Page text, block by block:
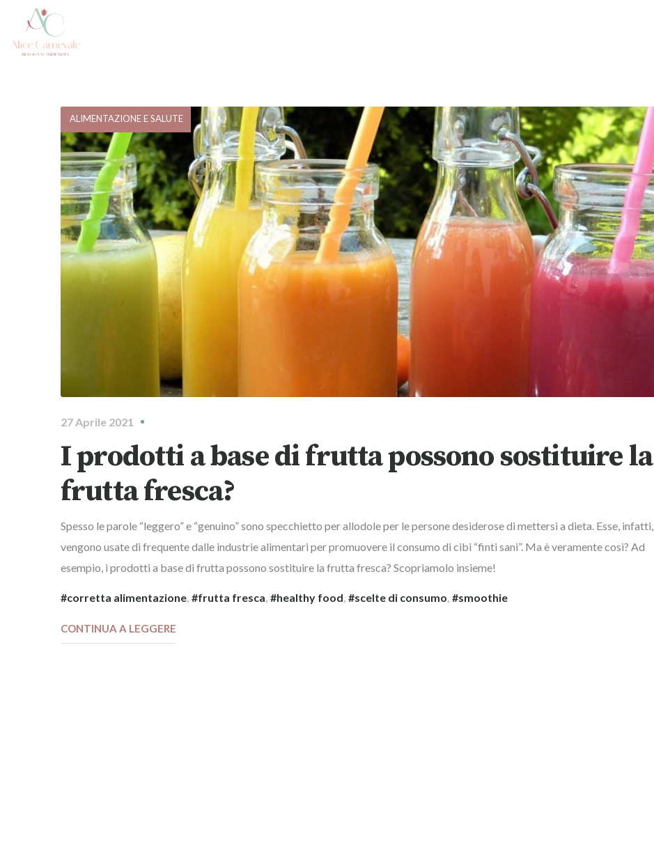
ALIMENTAZIONE E SALUTE
27 Aprile 2021
I prodotti a base di frutta possono sostituire la
frutta fresca?
Spesso le parole “leggero” e “genuino” sono specchietto per allodole per le persone desiderose di mettersi a dieta. Esse, infatti,
vengono usate di frequente dalle industrie alimentari per promuovere il consumo di cibi “finti sani”. Ma è veramente così? Ad
esempio, i prodotti a base di frutta possono sostituire la frutta fresca? Scopriamolo insieme!
corretta alimentazione, frutta fresca, healthy food, scelte di consumo, smoothie
CONTINUA A LEGGERE